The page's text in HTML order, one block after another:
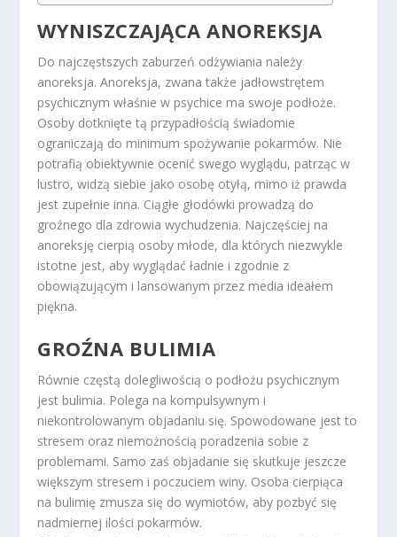
WYNISZCZAJĄCA ANOREKSJA
Do najczęstszych zaburzeń odżywiania należy
anoreksja. Anoreksja, zwana także jadłowstrętem
psychicznym właśnie w psychice ma swoje podłoże.
Osoby dotknięte tą przypadłością świadomie
ograniczają do minimum spożywanie pokarmów. Nie
potrafią obiektywnie ocenić swego wyglądu, patrząc w
lustro, widzą siebie jako osobę otyłą, mimo iż prawda
jest zupełnie inna. Ciągłe głodówki prowadzą do
groźnego dla zdrowia wychudzenia. Najczęściej na
anoreksję cierpią osoby młode, dla których niezwykle
istotne jest, aby wyglądać ładnie i zgodnie z
obowiązującym i lansowanym przez media ideałem
piękna.
GROŹNA BULIMIA
Równie częstą dolegliwością o podłożu psychicznym
jest bulimia. Polega na kompulsywnym i
niekontrolowanym objadaniu się. Spowodowane jest to
stresem oraz niemożnością poradzenia sobie z
problemami. Samo zaś objadanie się skutkuje jeszcze
większym stresem i poczuciem winy. Osoba cierpiąca
na bulimię zmusza się do wymiotów, aby pozbyć się
nadmiernej ilości pokarmów.